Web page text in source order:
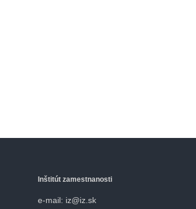
Inštitút zamestnanosti
e-mail: iz@iz.sk